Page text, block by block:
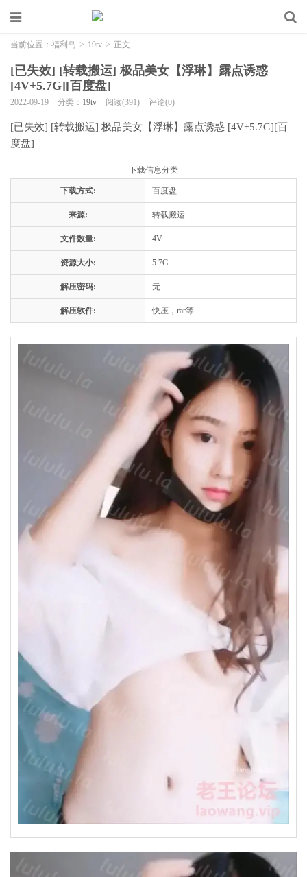
当前位置： 福利岛 > 19tv > 正文
[已失效] [转载搬运] 极品美女【浮琳】露点诱惑
[4V+5.7G][百度盘]
2022-09-19 分类： 19tv 阅读(391) 评论(0)
[已失效] [转载搬运] 极品美女【浮琳】露点诱惑 [4V+5.7G][百
度盘]
下载信息分类
下载方式: 百度盘
来源: 转载搬运
文件数量: 4V
资源大小: 5.7G
解压密码: 无
解压软件: 快压，rar等